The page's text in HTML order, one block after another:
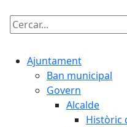
Cercar:
Ajuntament
Ban municipal
Govern
Alcalde
Històric